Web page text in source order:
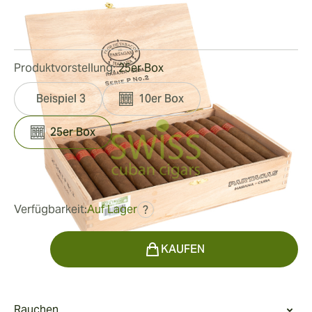
Länge:156 mm / 6.1 Zoll
1Rezensionen
320,92 € war428,18 €
Verfügbarkeit:Auf Lager ?
Produktvorstellung:25er Box
Beispiel 3 10er Box
25er Box
KAUFEN